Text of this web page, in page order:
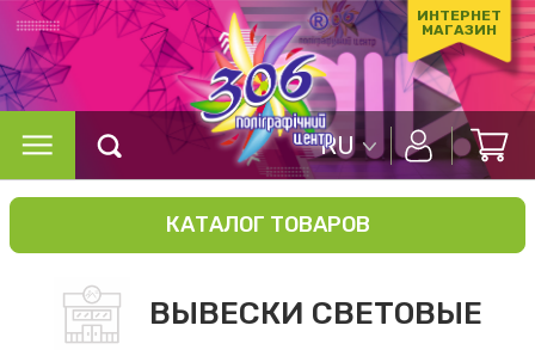
ИНТЕРНЕТ
МАГАЗИН
RU
КАТАЛОГ ТОВАРОВ
ВЫВЕСКИ СВЕТОВЫЕ